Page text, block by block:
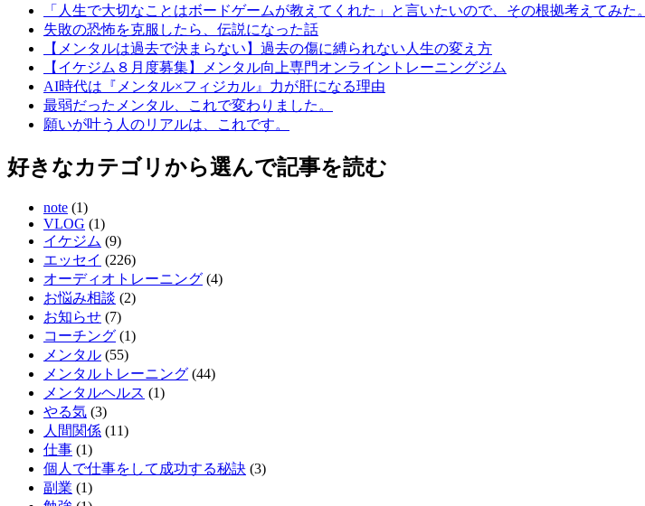
「人生で大切なことはボードゲームが教えてくれた」と言いたいので、その根拠考えてみた。
失敗の恐怖を克服したら、伝説になった話
【メンタルは過去で決まらない】過去の傷に縛られない人生の変え方
【イケジム８月度募集】メンタル向上専門オンライントレーニングジム
AI時代は『メンタル×フィジカル』力が肝になる理由
最弱だったメンタル、これで変わりました。
願いが叶う人のリアルは、これです。
好きなカテゴリから選んで記事を読む
note (1)
VLOG (1)
イケジム (9)
エッセイ (226)
オーディオトレーニング (4)
お悩み相談 (2)
お知らせ (7)
コーチング (1)
メンタル (55)
メンタルトレーニング (44)
メンタルヘルス (1)
やる気 (3)
人間関係 (11)
仕事 (1)
個人で仕事をして成功する秘訣 (3)
副業 (1)